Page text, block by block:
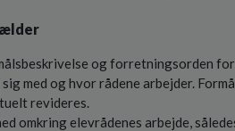
og forretningsorden
med og hvor rådene arbejder.
revideres.
omkring elevrådenes arbejde,